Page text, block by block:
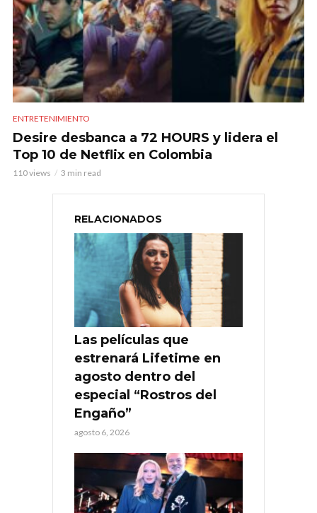
ENTRETENIMIENTO
Desire desbanca a 72 HOURS y lidera el
Top 10 de Netflix en Colombia
110 views 3 min read
RELACIONADOS
Las películas que
estrenará Lifetime en
agosto dentro del
especial “Rostros del
Engaño”
agosto 6, 2026